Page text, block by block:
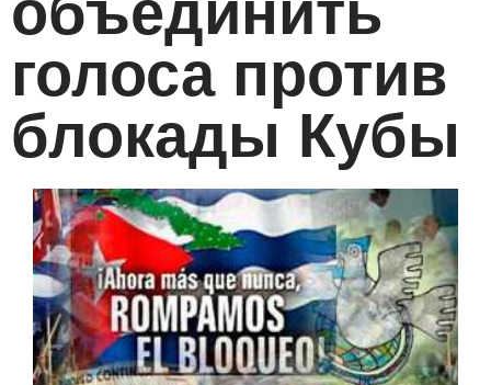
голоса против
блокады Кубы